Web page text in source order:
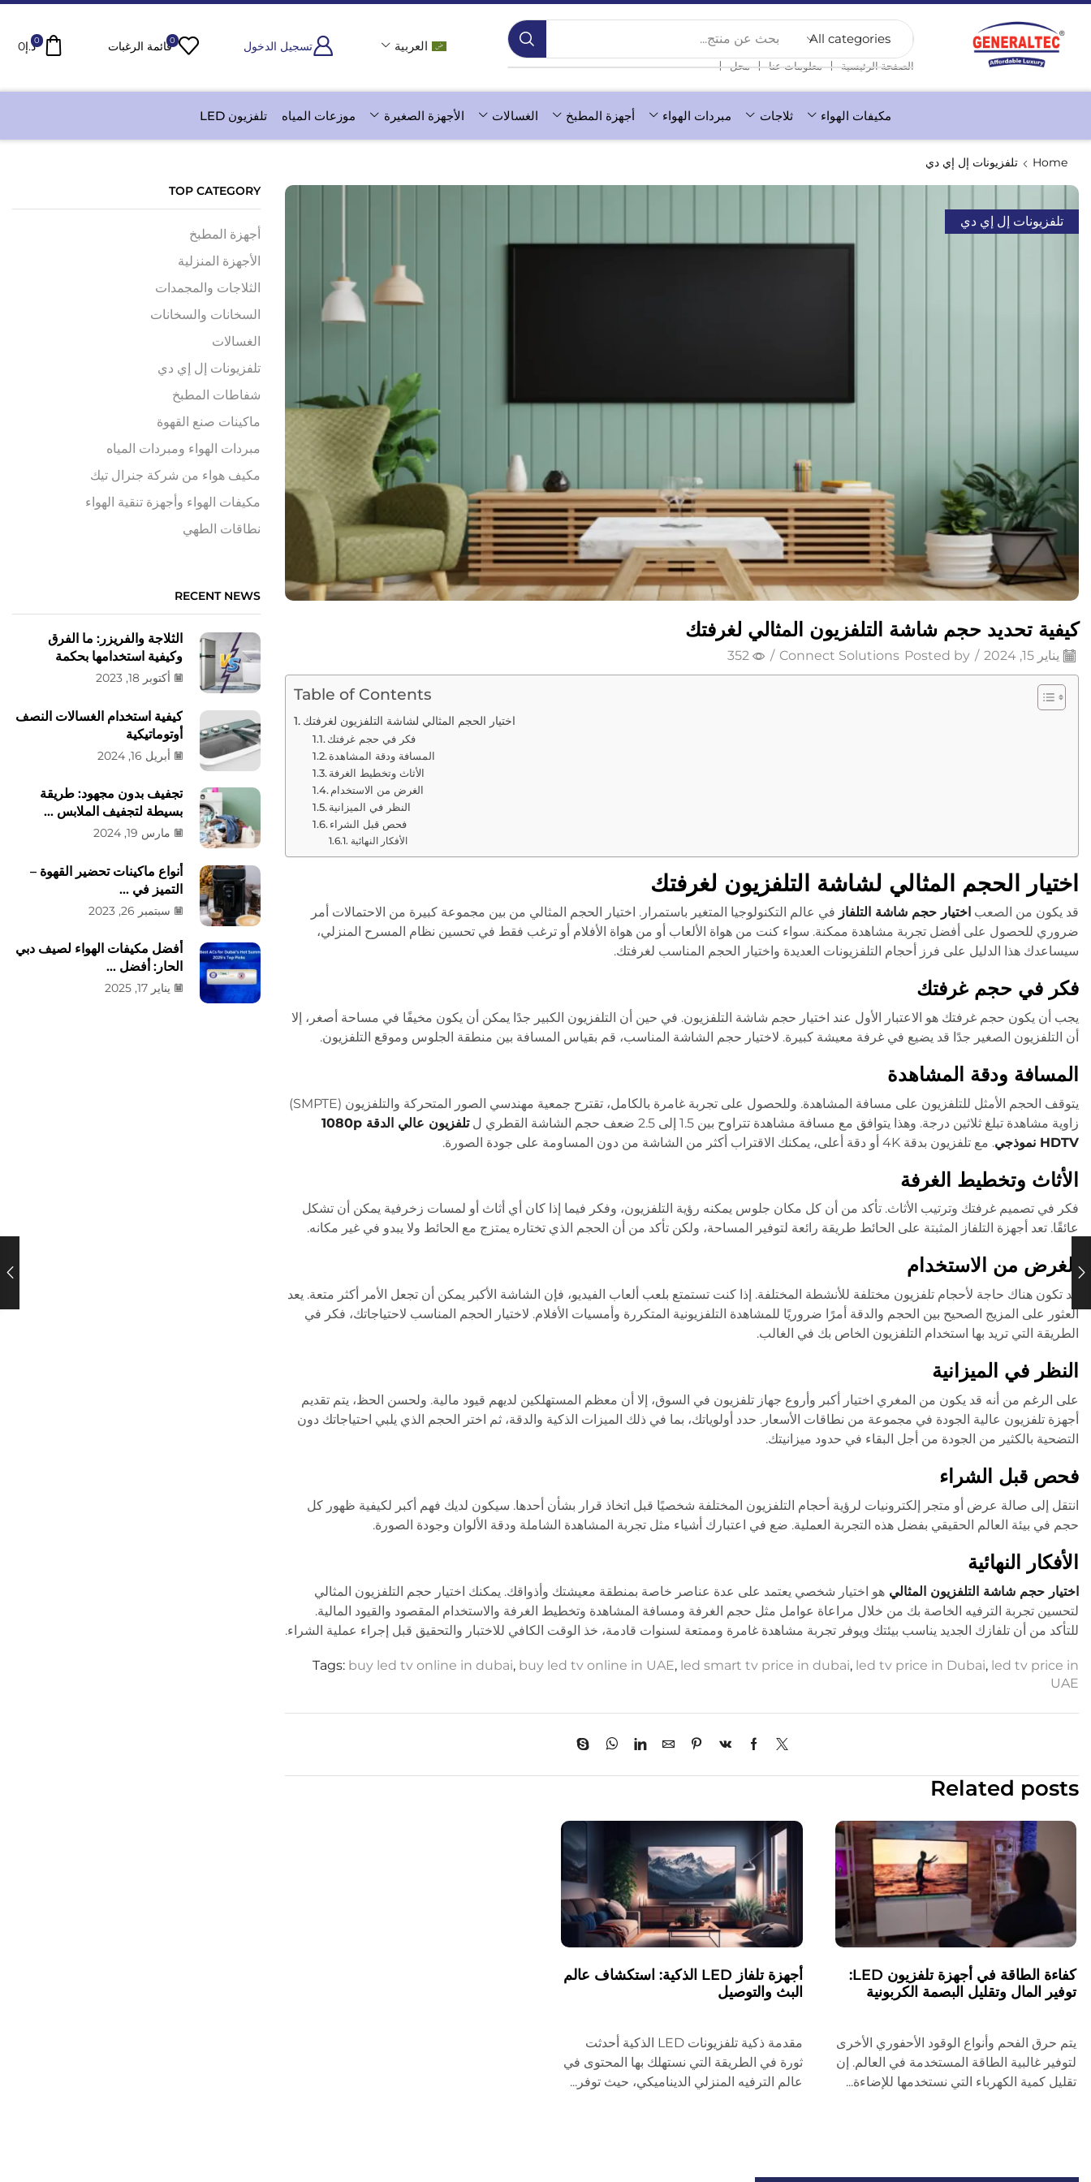
بحث عن منتج...
الصفحة الرئيسية ❘ معلومات عنا ❘ محل ❘
العربية تسجيل الدخول 0قائمة الرغبات 0د.إ0
مكيفات الهواء ثلاجات مبردات الهواء أجهزة المطبخ الغسالات الأجهزة الصغيرة موزعات المياه تلفزيون LED
Home تلفزيونات إل إي دي
تلفزيونات إل إي دي
كيفية تحديد حجم شاشة التلفزيون المثالي لغرفتك
يناير 15, 2024 /
Posted by
Connect Solutions
/
352
Table of Contents
اختيار الحجم المثالي لشاشة التلفزيون لغرفتك
فكر في حجم غرفتك
المسافة ودقة المشاهدة
الأثاث وتخطيط الغرفة
الغرض من الاستخدام
النظر في الميزانية
فحص قبل الشراء
الأفكار النهائية
اختيار الحجم المثالي لشاشة التلفزيون لغرفتك
قد يكون من الصعب اختيار حجم شاشة التلفاز في عالم التكنولوجيا المتغير باستمرار. اختيار الحجم المثالي من بين مجموعة كبيرة من الاحتمالات أمر
ضروري للحصول على أفضل تجربة مشاهدة ممكنة. سواء كنت من هواة الألعاب أو من هواة الأفلام أو ترغب فقط في تحسين نظام المسرح المنزلي،
سيساعدك هذا الدليل على فرز أحجام التلفزيونات العديدة واختيار الحجم المناسب لغرفتك.
فكر في حجم غرفتك
يجب أن يكون حجم غرفتك هو الاعتبار الأول عند اختيار حجم شاشة التلفزيون. في حين أن التلفزيون الكبير جدًا يمكن أن يكون مخيفًا في مساحة أصغر، إلا
أن التلفزيون الصغير جدًا قد يضيع في غرفة معيشة كبيرة. لاختيار حجم الشاشة المناسب، قم بقياس المسافة بين منطقة الجلوس وموقع التلفزيون.
المسافة ودقة المشاهدة
يتوقف الحجم الأمثل للتلفزيون على مسافة المشاهدة. وللحصول على تجربة غامرة بالكامل، تقترح جمعية مهندسي الصور المتحركة والتلفزيون (SMPTE)
زاوية مشاهدة تبلغ ثلاثين درجة. وهذا يتوافق مع مسافة مشاهدة تتراوح بين 1.5 إلى 2.5 ضعف حجم الشاشة القطري ل
تلفزيون عالي الدقة 1080p
HDTV نموذجي
. مع تلفزيون بدقة 4K أو دقة أعلى، يمكنك الاقتراب أكثر من الشاشة من دون المساومة على جودة الصورة.
الأثاث وتخطيط الغرفة
فكر في تصميم غرفتك وترتيب الأثاث. تأكد من أن كل مكان جلوس يمكنه رؤية التلفزيون، وفكر فيما إذا كان أي أثاث أو لمسات زخرفية يمكن أن تشكل
عائقًا. تعد أجهزة التلفاز المثبتة على الحائط طريقة رائعة لتوفير المساحة، ولكن تأكد من أن الحجم الذي تختاره يمتزج مع الحائط ولا يبدو في غير مكانه.
الغرض من الاستخدام
قد تكون هناك حاجة لأحجام تلفزيون مختلفة للأنشطة المختلفة. إذا كنت تستمتع بلعب ألعاب الفيديو، فإن الشاشة الأكبر يمكن أن تجعل الأمر أكثر متعة. يعد
العثور على المزيج الصحيح بين الحجم والدقة أمرًا ضروريًا للمشاهدة التلفزيونية المتكررة وأمسيات الأفلام. لاختيار الحجم المناسب لاحتياجاتك، فكر في
الطريقة التي تريد بها استخدام التلفزيون الخاص بك في الغالب.
النظر في الميزانية
على الرغم من أنه قد يكون من المغري اختيار أكبر وأروع جهاز تلفزيون في السوق، إلا أن معظم المستهلكين لديهم قيود مالية. ولحسن الحظ، يتم تقديم
أجهزة تلفزيون عالية الجودة في مجموعة من نطاقات الأسعار. حدد أولوياتك، بما في ذلك الميزات الذكية والدقة، ثم اختر الحجم الذي يلبي احتياجاتك دون
التضحية بالكثير من الجودة من أجل البقاء في حدود ميزانيتك.
فحص قبل الشراء
انتقل إلى صالة عرض أو متجر إلكترونيات لرؤية أحجام التلفزيون المختلفة شخصيًا قبل اتخاذ قرار بشأن أحدها. سيكون لديك فهم أكبر لكيفية ظهور كل
حجم في بيئة العالم الحقيقي بفضل هذه التجربة العملية. ضع في اعتبارك أشياء مثل تجربة المشاهدة الشاملة ودقة الألوان وجودة الصورة.
الأفكار النهائية
اختيار حجم شاشة التلفزيون المثالي هو اختيار شخصي يعتمد على عدة عناصر خاصة بمنطقة معيشتك وأذواقك. يمكنك اختيار حجم التلفزيون المثالي
لتحسين تجربة الترفيه الخاصة بك من خلال مراعاة عوامل مثل حجم الغرفة ومسافة المشاهدة وتخطيط الغرفة والاستخدام المقصود والقيود المالية.
للتأكد من أن تلفازك الجديد يناسب بيئتك ويوفر تجربة مشاهدة غامرة وممتعة لسنوات قادمة، خذ الوقت الكافي للاختبار والتحقيق قبل إجراء عملية الشراء.
Tags: buy led tv online in dubai, buy led tv online in UAE, led smart tv price in dubai, led tv price in Dubai, led tv price in
UAE
Related posts
كفاءة الطاقة في أجهزة تلفزيون LED:
توفير المال وتقليل البصمة الكربونية
يتم حرق الفحم وأنواع الوقود الأحفوري الأخرى
لتوفير غالبية الطاقة المستخدمة في العالم. إن
تقليل كمية الكهرباء التي نستخدمها للإضاءة...
أجهزة تلفاز LED الذكية: استكشاف عالم
البث والتوصيل
مقدمة ذكية تلفزيونات LED الذكية أحدثت
ثورة في الطريقة التي نستهلك بها المحتوى في
عالم الترفيه المنزلي الديناميكي، حيث توفر...
TOP CATEGORY
أجهزة المطبخ
الأجهزة المنزلية
الثلاجات والمجمدات
السخانات والسخانات
الغسالات
تلفزيونات إل إي دي
شفاطات المطبخ
ماكينات صنع القهوة
مبردات الهواء ومبردات المياه
مكيف هواء من شركة جنرال تيك
مكيفات الهواء وأجهزة تنقية الهواء
نطاقات الطهي
RECENT NEWS
الثلاجة والفريزر: ما الفرق
وكيفية استخدامها بحكمة
أكتوبر 18, 2023
كيفية استخدام الغسالات النصف
أوتوماتيكية
أبريل 16, 2024
تجفيف بدون مجهود: طريقة
بسيطة لتجفيف الملابس ...
مارس 19, 2024
أنواع ماكينات تحضير القهوة –
التميز في ...
سبتمبر 26, 2023
أفضل مكيفات الهواء لصيف دبي
الحار: أفضل ...
يناير 17, 2025